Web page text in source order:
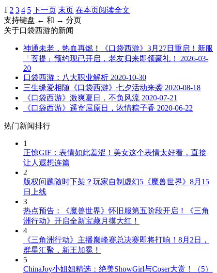
1 2 3 4 5 下一页 末页 在本页阅读全文
支持键盘 ← 和 → 分页
关于口袋西游的新闻
神通未老，热血再燃！《口袋西游》3月27日重启！新服
「菩提」预约现已开启，老友归来即领豪礼！
2026-03-
20
口袋西游：八大职业解析 2020-10-30
三生缘爱相随《口袋西游》七夕活动来袭 2020-08-18
《口袋西游》激爽夏日，不负风流 2020-07-21
《口袋西游》遥寄屈原日，浓情粽子香 2020-06-22
热门新闻排行
1
正惊GIF：表情如此羞涩！美女这个表情太好看，直接
让人遐想连篇
2
版权问题随时下架？玩家自制虚幻5《魔兽世界》8月15
日上线
3
热点预告：《魔兽世界》怀旧服第五阶段开启！《三角
洲行动》开启全新宝藏月摸大红！
4
《三角洲行动》主播巅峰赛总决赛即将打响！8月2日，
群星汇聚，新王加冕！
5
ChinaJoy小姐姐精选：绝美ShowGirl与Coser大赏！（5）